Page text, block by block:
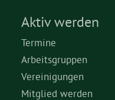
Aktiv werden
Termine
Arbeitsgruppen
Vereinigungen
Mitglied werden